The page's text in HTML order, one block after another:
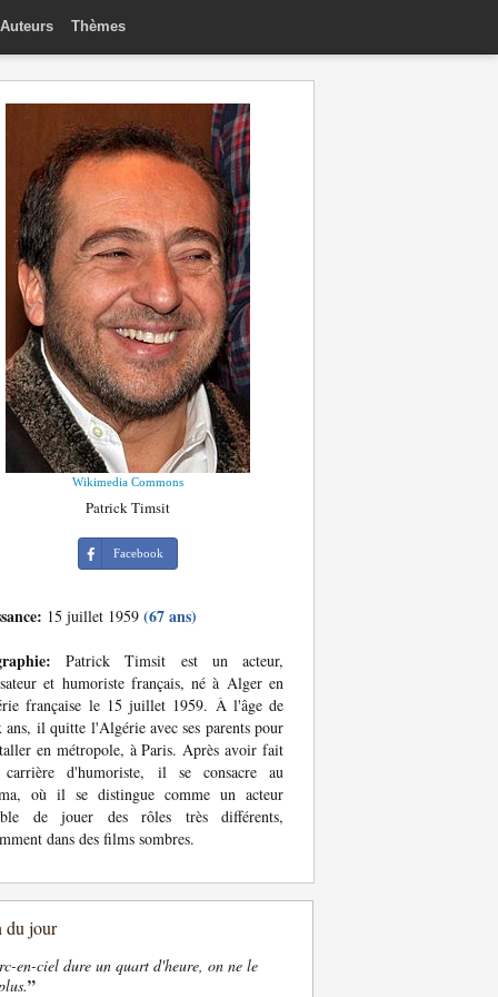
Auteurs Thèmes
Wikimedia Commons
Patrick Timsit
Facebook
15 juillet 1959 (67 ans)
Patrick Timsit est un acteur,
et humoriste français, né à Alger en
française le 15 juillet 1959. À l'âge de
ans, il quitte l'Algérie avec ses parents pour
en métropole, à Paris. Après avoir fait
carrière d'humoriste, il se consacre au
où il se distingue comme un acteur
de jouer des rôles très différents,
dans des films sombres.
du jour
en-ciel dure un quart d'heure, on ne le
”